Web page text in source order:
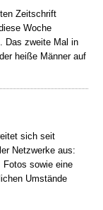
Zeitschrift
Woche
Das zweite Mal in
heiße Männer auf
sich seit
Netzwerke aus:
Fotos sowie eine
Umstände